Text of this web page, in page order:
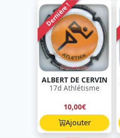
Dernière !
ALBERT DE CERVIN
17d Athlétisme
10,00€
Ajouter